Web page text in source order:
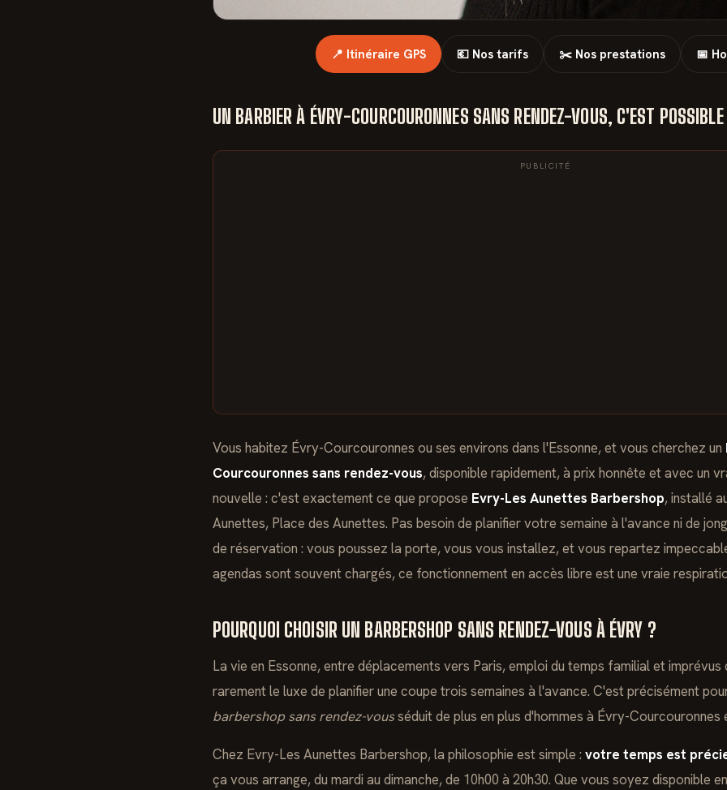
📍 Itinéraire GPS 💶 Nos tarifs ✂️ Nos prestations 📅
UN BARBIER À ÉVRY-COURCOURONNES SANS RENDEZ-VOUS, C'EST POSSIBLE
PUBLICITÉ
Vous habitez Évry-Courcouronnes ou ses environs dans l'Essonne, et vous cherchez un
Courcouronnes sans rendez-vous, disponible rapidement, à prix honnête et avec un
nouvelle : c'est exactement ce que propose Evry-Les Aunettes Barbershop, installé
Aunettes, Place des Aunettes. Pas besoin de planifier votre semaine à l'avance ni de
de réservation : vous poussez la porte, vous vous installez, et vous repartez
agendas sont souvent chargés, ce fonctionnement en accès libre est une vraie
POURQUOI CHOISIR UN BARBERSHOP SANS RENDEZ-VOUS À ÉVRY ?
La vie en Essonne, entre déplacements vers Paris, emploi du temps familial et imprévus
rarement le luxe de planifier une coupe trois semaines à l'avance. C'est précisément
barbershop sans rendez-vousséduit de plus en plus d'hommes à Évry-Courcouronnes
Chez Evry-Les Aunettes Barbershop, la philosophie est simple : votre temps est
ça vous arrange, du mardi au dimanche, de 10h00 à 20h30. Que vous soyez disponible